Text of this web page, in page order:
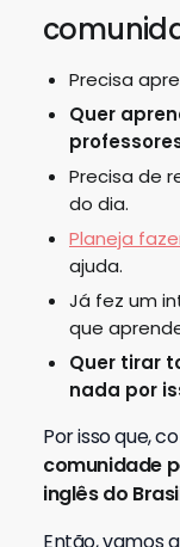
Precisa de
Planeja
ajuda.
Já fez um
que
Quer tirar
nada por
Por isso que,
comunidade
inglês do
Então,
Para se